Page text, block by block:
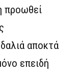
προωθεί
αποκτά
επειδή